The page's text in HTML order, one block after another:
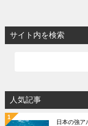
サイト内を検索
人気記事
日本の強ア